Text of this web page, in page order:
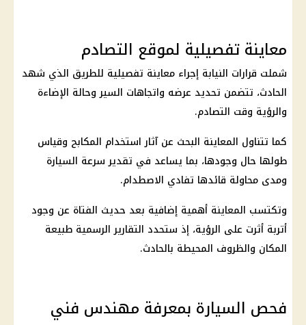
معاينة تفصيلية لموقع التصادم
شملت قرارات النيابة إجراء معاينة تفصيلية للطريق الذي شهد
الحادث، تتضمن تحديد عرضه واتجاهات السير وحالة الإضاءة
والرؤية وقت التصادم.
كما تتناول المعاينة البحث عن آثار استخدام المكابح وقياس
طولها حال وجودها، بما يساعد في تقدير سرعة السيارة
ومدى محاولة قائدها تفادي الاصطدام.
وتكتسب المعاينة أهمية إضافية بعد حديث الفتاة عن وجود
أتربة أثرت على الرؤية، إذ ستحدد التقارير الرسمية طبيعة
المكان والظروف المحيطة بالحادث.
فحص السيارة بمعرفة مهندس فني